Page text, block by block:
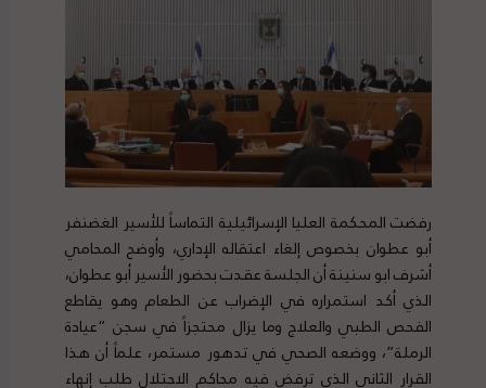
رفضت المحكمة العليا الإسرائيلية التماساً للأسير الغضنفر
أبو عطوان بخصوص إلغاء اعتقاله الإداري، وأوضح المحامي
أشرف ابو سنينة أن الجلسة عقدت بحضور الأسير أبو عطوان،
الذي أكد استمراره في الإضراب عن الطعام وهو يقاطع
الفحص الطبي والعلاج وما يزال محتجزاً في سجن “عيادة
الرملة”، ووضعه الصحي في تدهور مستمر، علماً أن هذا
القرار الثاني الذي ترفض فيه محاكم الاحتلال طلب إنهاء